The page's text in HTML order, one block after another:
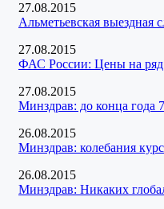
27.08.2015
Альметьевская
27.08.2015
ФАС России: Цены на ряд
27.08.2015
Минздрав: до конца года
26.08.2015
Минздрав: колебания
26.08.2015
Минздрав: Никаких